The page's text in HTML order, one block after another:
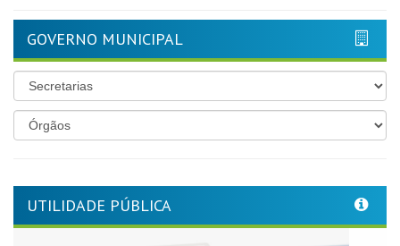
GOVERNO MUNICIPAL
UTILIDADE PÚBLICA